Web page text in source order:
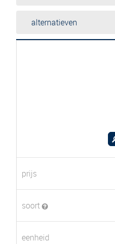
alternatieven
prijs
soort
eenheid